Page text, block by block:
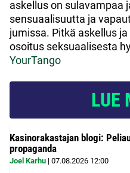
askellus on sulavampaa
sensuaalisuutta ja
jumissa. Pitkä askellus
osoitus seksuaalisesta
YourTango
LUE
Kasinorakastajan blogi:
propaganda
Joel Karhu | 07.08.2026 12:00